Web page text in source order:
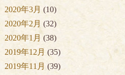
2020年3月 (10)
2020年2月 (32)
2020年1月 (38)
2019年12月 (35)
2019年11月 (39)